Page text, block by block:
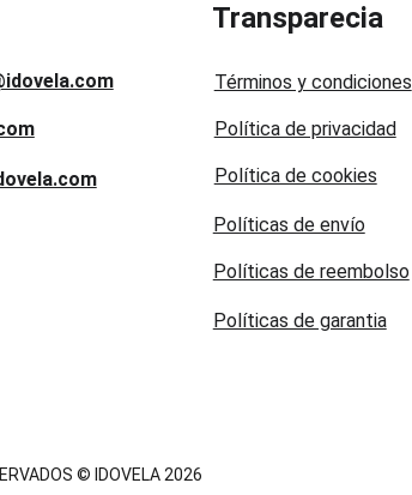
© IDOVELA 2026
Transparecia
Política de privacidad
Políticas de envío
Política de cookies
Políticas de reembolso
Términos y condiciones
Políticas de garantia